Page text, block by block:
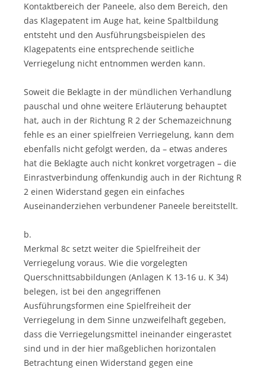
Kontaktbereich der Paneele, also dem Bereich, den
das Klagepatent im Auge hat, keine Spaltbildung
entsteht und den Ausführungsbeispielen des
Klagepatents eine entsprechende seitliche
Verriegelung nicht entnommen werden kann.
Soweit die Beklagte in der mündlichen Verhandlung
pauschal und ohne weitere Erläuterung behauptet
hat, auch in der Richtung R 2 der Schemazeichnung
fehle es an einer spielfreien Verriegelung, kann dem
ebenfalls nicht gefolgt werden, da – etwas anderes
hat die Beklagte auch nicht konkret vorgetragen – die
Einrastverbindung offenkundig auch in der Richtung R
2 einen Widerstand gegen ein einfaches
Auseinanderziehen verbundener Paneele bereitstellt.
b.
Merkmal 8c setzt weiter die Spielfreiheit der
Verriegelung voraus. Wie die vorgelegten
Querschnittsabbildungen (Anlagen K 13-16 u. K 34)
belegen, ist bei den angegriffenen
Ausführungsformen eine Spielfreiheit der
Verriegelung in dem Sinne unzweifelhaft gegeben,
dass die Verriegelungsmittel ineinander eingerastet
sind und in der hier maßgeblichen horizontalen
Betrachtung einen Widerstand gegen eine